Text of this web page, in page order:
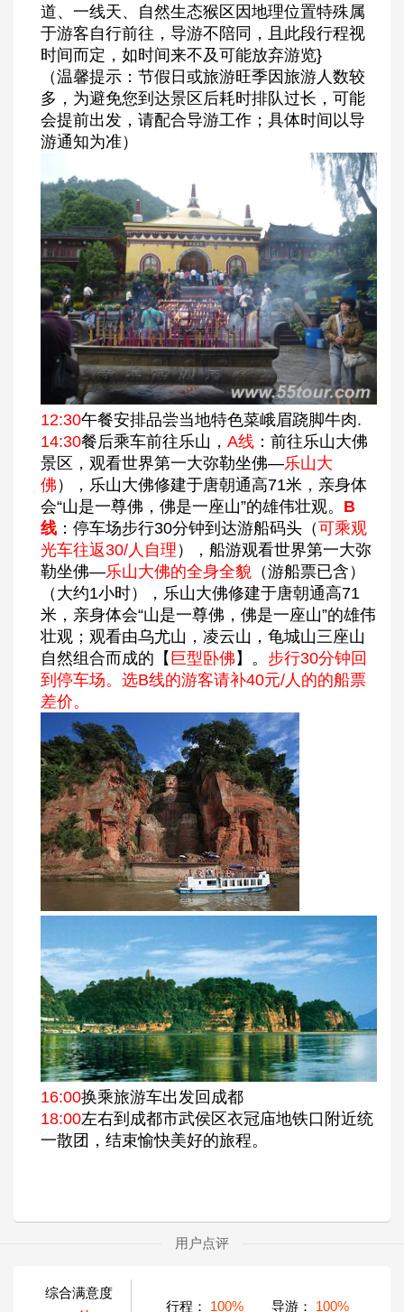
道、一线天、自然生态猴区因地理位置特殊属
于游客自行前往，导游不陪同，且此段行程视
时间而定，如时间来不及可能放弃游览}
（温馨提示：节假日或旅游旺季因旅游人数较
多，为避免您到达景区后耗时排队过长，可能
会提前出发，请配合导游工作；具体时间以导
游通知为准）
12:30午餐安排品尝当地特色菜峨眉跷脚牛肉.
14:30餐后乘车前往乐山， A线 ：前往乐山大佛
景区，观看世界第一大弥勒坐佛—乐山大
佛 ），乐山大佛修建于唐朝通高71米，亲身体
会“山是一尊佛，佛是一座山”的雄伟壮观。 B
线 ：停车场步行30分钟到达游船码头（可乘观
光车往返30/人自理 ），船游观看世界第一大弥
勒坐佛—乐山大佛的全身全貌 （游船票已含）
（大约1小时），乐山大佛修建于唐朝通高71
米，亲身体会“山是一尊佛，佛是一座山”的雄伟
壮观；观看由乌尤山，凌云山，龟城山三座山
自然组合而成的【 巨型卧佛 】。 步行30分钟回
到停车场。选B线的游客请补40元/人的的船票
差价。
16:00换乘旅游车出发回成都
18:00左右到成都市武侯区衣冠庙地铁口附近统
一散团，结束愉快美好的旅程。
用户点评
综合满意度
行程： 100% 导游： 100%